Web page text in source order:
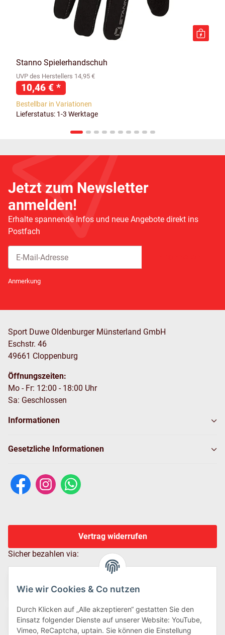
Wie wir Cookies & Co nutzen
Durch Klicken auf „Alle akzeptieren“ gestatten Sie den
Einsatz folgender Dienste auf unserer Website: YouTube,
Vimeo, ReCaptcha, uptain. Sie können die Einstellung
Stanno Spielerhandschuh
UVP des Herstellers 14,95 €
10,46 € *
Bestellbar in Variationen
Lieferstatus: 1-3 Werktage
Jetzt zum Newsletter
anmelden!
Erhalte spannende Infos und neue Angebote direkt ins
Postfach
Anmerkung
Sport Duwe Oldenburger Münsterland GmbH
Eschstr. 46
49661 Cloppenburg
Öffnungszeiten:
Mo - Fr: 12:00 - 18:00 Uhr
Sa: Geschlossen
Informationen
Gesetzliche Informationen
Vertrag widerrufen
Sicher bezahlen via: